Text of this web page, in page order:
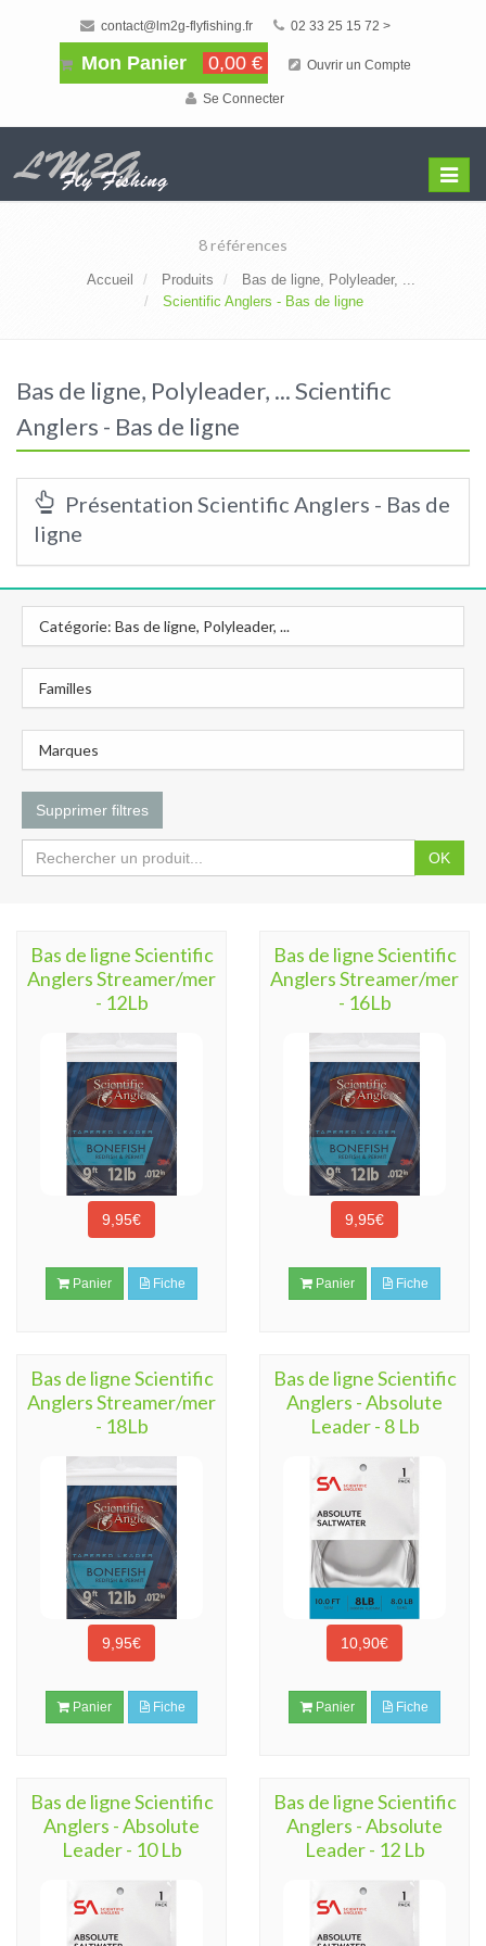
contact@lm2g-flyfishing.fr 02 33 25 15 72 >
Mon Panier 0,00 € Ouvrir un Compte
Se Connecter
Menu
8 références
Accueil Produits
Bas de ligne, Polyleader, ...
Scientific Anglers - Bas de ligne
Bas de ligne, Polyleader, ... Scientific
Anglers - Bas de ligne
Présentation Scientific Anglers - Bas de
ligne
Catégorie: Bas de ligne, Polyleader, ...
Familles
Marques
Supprimer filtres
OK
Bas de ligne Scientific
Anglers Streamer/mer
- 12Lb
9,95€
Panier Fiche
Bas de ligne Scientific
Anglers Streamer/mer
- 16Lb
9,95€
Panier Fiche
Bas de ligne Scientific
Anglers Streamer/mer
- 18Lb
9,95€
Panier Fiche
Bas de ligne Scientific
Anglers - Absolute
Leader - 8 Lb
10,90€
Panier Fiche
Bas de ligne Scientific
Anglers - Absolute
Leader - 10 Lb
Bas de ligne Scientific
Anglers - Absolute
Leader - 12 Lb